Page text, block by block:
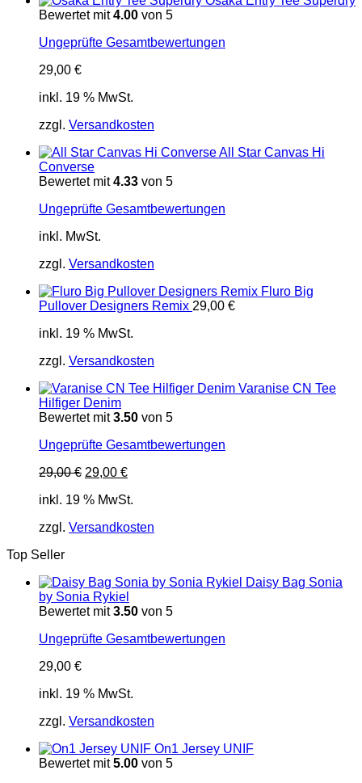
Bewertet mit4.00 von 5
Ungeprüfte Gesamtbewertungen
29,00 €
inkl. 19 % MwSt.
zzgl. Versandkosten
All Star Canvas Hi
Converse
Bewertet mit4.33 von 5
Ungeprüfte Gesamtbewertungen
inkl. MwSt.
zzgl. Versandkosten
Fluro Big
Pullover Designers Remix 29,00 €
inkl. 19 % MwSt.
zzgl. Versandkosten
Varanise CN Tee
Hilfiger Denim
Bewertet mit3.50 von 5
Ungeprüfte Gesamtbewertungen
29,00€ Ursprünglicher
war:
29,00 €Aktueller
ist:
inkl. 19 % MwSt.
zzgl. Versandkosten
Top Seller
Daisy Bag Sonia
by Sonia Rykiel
Bewertet mit3.50 von 5
Ungeprüfte Gesamtbewertungen
29,00 €
inkl. 19 % MwSt.
zzgl. Versandkosten
On1 Jersey UNIF
Bewertet mit5.00 von 5